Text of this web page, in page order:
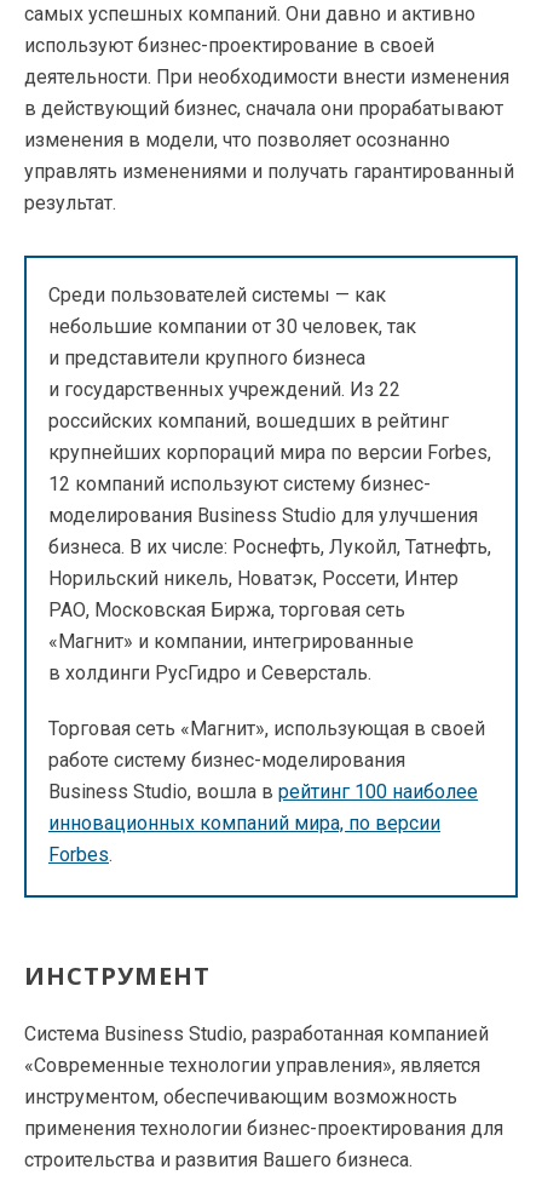
самых успешных компаний. Они давно и активно
используют бизнес-проектирование в своей
деятельности. При необходимости внести изменения
в действующий бизнес, сначала они прорабатывают
изменения в модели, что позволяет осознанно
управлять изменениями и получать гарантированный
результат.
Среди пользователей системы — как
небольшие компании от 30 человек, так
и представители крупного бизнеса
и государственных учреждений. Из 22
российских компаний, вошедших в рейтинг
крупнейших корпораций мира по версии Forbes,
12 компаний используют систему бизнес-
моделирования Business Studio для улучшения
бизнеса. В их числе: Роснефть, Лукойл, Татнефть,
Норильский никель, Новатэк, Россети, Интер
РАО, Московская Биржа, торговая сеть
«Магнит» и компании, интегрированные
в холдинги РусГидро и Северсталь.
Торговая сеть «Магнит», использующая в своей
работе систему бизнес-моделирования
Business Studio, вошла в рейтинг 100 наиболее
инновационных компаний мира, по версии
Forbes.
ИНСТРУМЕНТ
Система Business Studio, разработанная компанией
«Современные технологии управления», является
инструментом, обеспечивающим возможность
применения технологии бизнес-проектирования для
строительства и развития Вашего бизнеса.